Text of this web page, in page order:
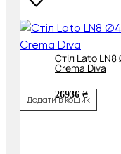
Cтіл Lato
Crema Diva
26936 ₴
Додати в кошик